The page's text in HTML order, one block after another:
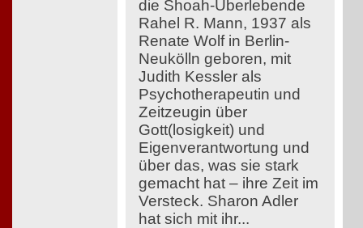
die Shoah-Überlebende
Rahel R. Mann, 1937 als
Renate Wolf in Berlin-
Neukölln geboren, mit
Judith Kessler als
Psychotherapeutin und
Zeitzeugin über
Gott(losigkeit) und
Eigenverantwortung und
über das, was sie stark
gemacht hat – ihre Zeit im
Versteck. Sharon Adler
hat sich mit ihr...